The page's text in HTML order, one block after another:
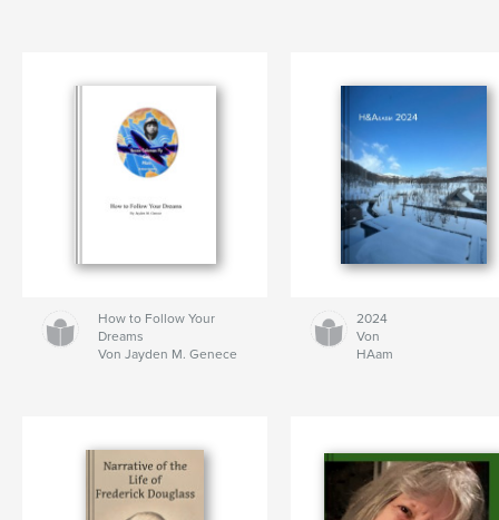
How to Follow Your
Dreams
Von Jayden M. Genece
2024
Von
HAam